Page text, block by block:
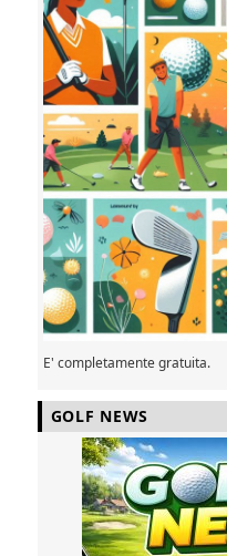
E' completamente gratuita.
GOLF NEWS